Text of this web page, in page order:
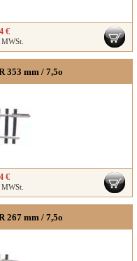
€
353 mm / 7,5o
€
267 mm / 7,5o